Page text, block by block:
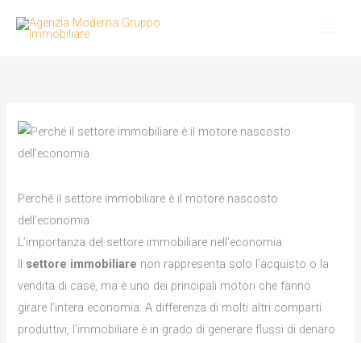
Perché il settore immobiliare è il motore nascosto
dell’economia
L’importanza del settore immobiliare nell’economia
settore immobiliare non rappresenta solo l’acquisto o la
vendita di case, ma è uno dei principali motori che fanno
girare l’intera economia. A differenza di molti altri comparti
produttivi, l’immobiliare è in grado di generare flussi di denaro